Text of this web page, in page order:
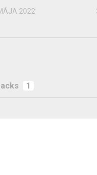
2022
1